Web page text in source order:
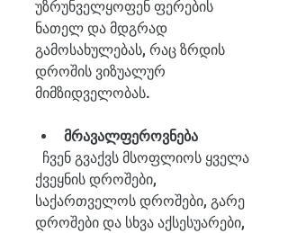
უზრუნველყოფენ ფერების
ნათელ და მდგრად
გამოსახულებას, რაც ზრდის
დროშის ვიზუალურ
მიმზიდველობას.
მრავალფეროვნება
ქვეყნის დროშები,
საქართველოს დროშები, გარე
დროშები და სხვა აქსესუარები,